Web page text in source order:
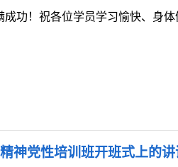
功！祝各位学员学习愉快、身体
神党性培训班开班式上的讲